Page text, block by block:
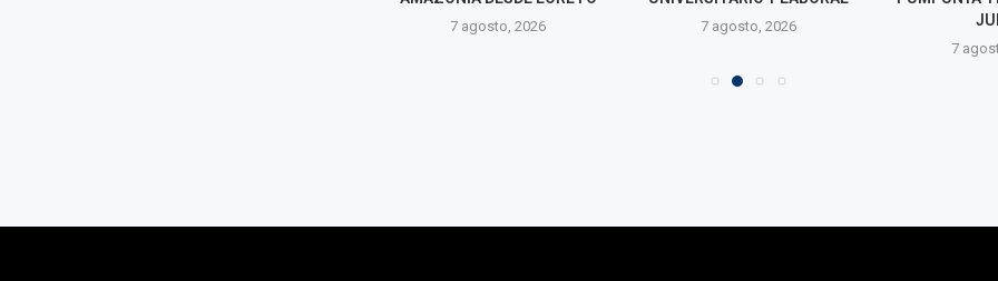
7 agosto, 2026 7 agosto, 2026
7